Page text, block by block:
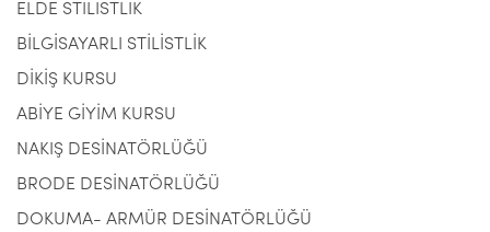
ELDE STİLİSTLİK
BİLGİSAYARLI STİLİSTLİK
DİKİŞ KURSU
ABİYE GİYİM KURSU
NAKIŞ DESİNATÖRLÜĞÜ
BRODE DESİNATÖRLÜĞÜ
DOKUMA- ARMÜR DESİNATÖRLÜĞÜ